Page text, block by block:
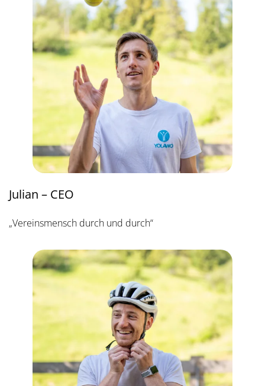
Julian – CEO
„Vereinsmensch durch und durch“